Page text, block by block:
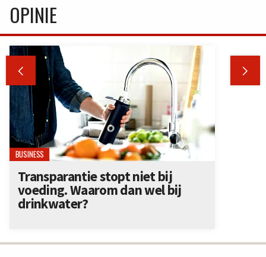
OPINIE
 
BUSINESS
Transparantie stopt niet bij
voeding. Waarom dan wel bij
drinkwater?